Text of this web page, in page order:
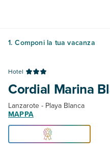
1. Componi la tua vacanza
Hotel
Cordial Marina
Lanzarote - Playa Blanca
MAPPA